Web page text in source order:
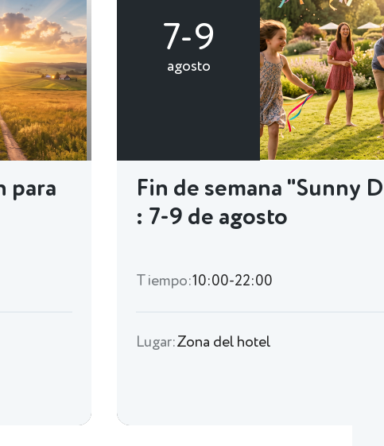
para
7-9
agosto
Fin de semana "Sunny
: 7-9 de agosto
Tiempo:10:00-22:00
Lugar:Zona del hotel